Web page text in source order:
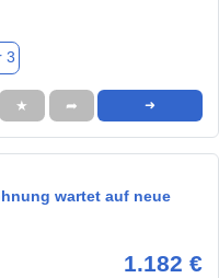
3
★ ➦ ➜
wartet auf neue
1.182 €